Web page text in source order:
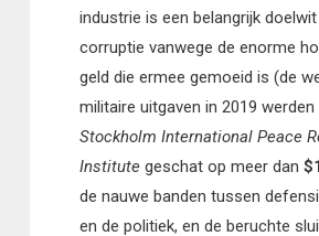
industrie is een belangrijk
corruptie vanwege de enorme
geld die ermee gemoeid is (de
militaire uitgaven in 2019
Stockholm International Peace
Institutegeschat op meer dan
de nauwe banden tussen
en de politiek, en de beruchte